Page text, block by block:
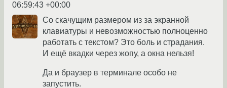
06:59:43 +00:00
Со скачущим размером из за экранной
клавиатуры и невозможностью полноценно
работать с текстом? Это боль и страдания.
И ещё вкадки через жопу, а окна нельзя!
Да и браузер в терминале особо не
запустить.